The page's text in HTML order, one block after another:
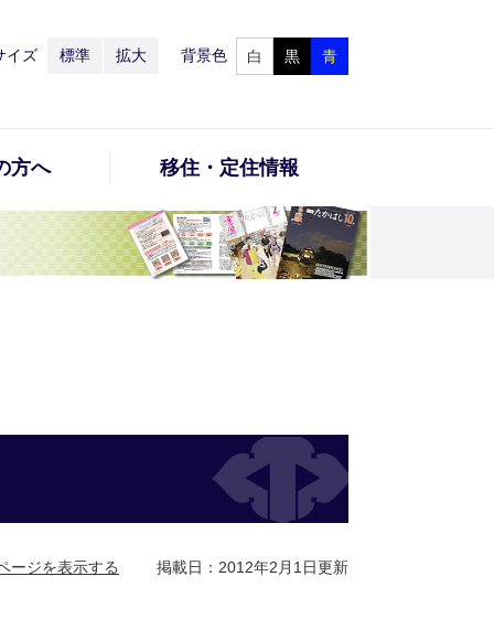
イズ 標準 拡大 背景色 白 黒 青
方へ 移住・定住情報
ージを表示する 掲載日：2012年2月1日更新